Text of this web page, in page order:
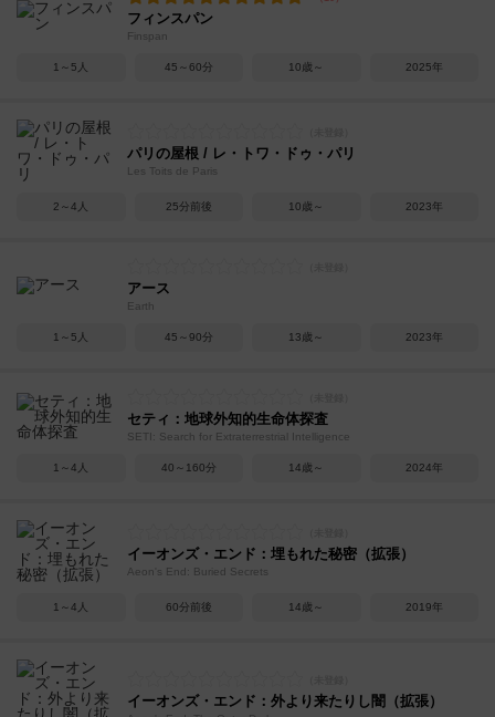
フィンスパン
Finspan
1～5人 45～60分 10歳～ 2025年
パリの屋根 / レ・トワ・ドゥ・パリ
Les Toits de Paris
2～4人 25分前後 10歳～ 2023年
アース
Earth
1～5人 45～90分 13歳～ 2023年
セティ：地球外知的生命体探査
SETI: Search for Extraterrestrial Intelligence
1～4人 40～160分 14歳～ 2024年
イーオンズ・エンド：埋もれた秘密（拡張）
Aeon's End: Buried Secrets
1～4人 60分前後 14歳～ 2019年
イーオンズ・エンド：外より来たりし闇（拡張）